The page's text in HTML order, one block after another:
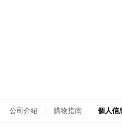
公司介紹 購物指南 個人信